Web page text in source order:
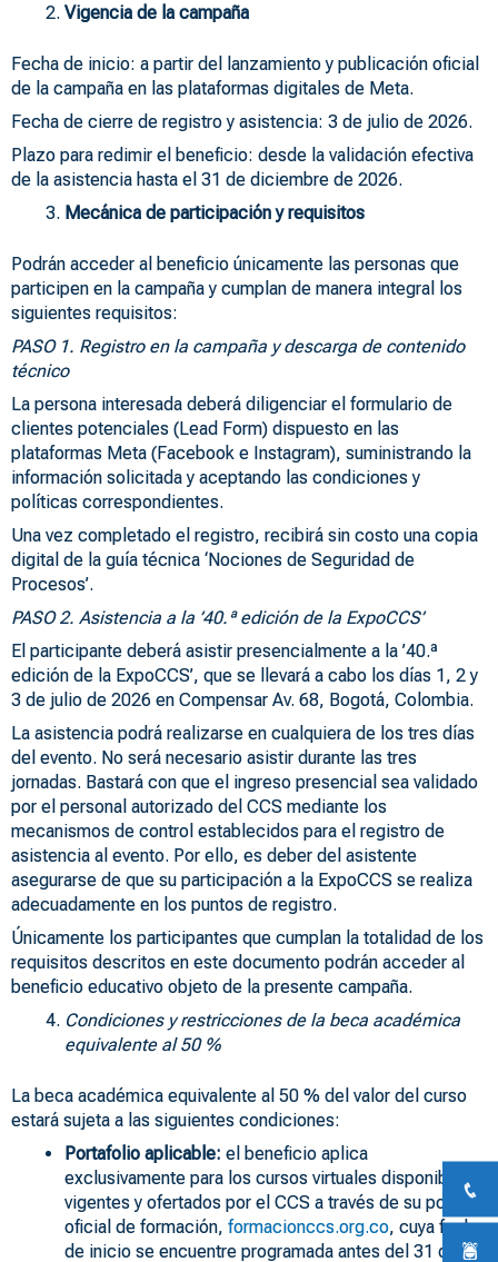
Vigencia de la campaña
Fecha de inicio: a partir del lanzamiento y publicación oficial
de la campaña en las plataformas digitales de Meta.
Fecha de cierre de registro y asistencia: 3 de julio de 2026.
Plazo para redimir el beneficio: desde la validación efectiva
de la asistencia hasta el 31 de diciembre de 2026.
Mecánica de participación y requisitos
Podrán acceder al beneficio únicamente las personas que
participen en la campaña y cumplan de manera integral los
siguientes requisitos:
PASO 1. Registro en la campaña y descarga de contenido
técnico
La persona interesada deberá diligenciar el formulario de
clientes potenciales (Lead Form) dispuesto en las
plataformas Meta (Facebook e Instagram), suministrando la
información solicitada y aceptando las condiciones y
políticas correspondientes.
Una vez completado el registro, recibirá sin costo una copia
digital de la guía técnica ‘Nociones de Seguridad de
Procesos’.
PASO 2. Asistencia a la ’40.ª edición de la ExpoCCS’
El participante deberá asistir presencialmente a la ’40.ª
edición de la ExpoCCS’, que se llevará a cabo los días 1, 2 y
3 de julio de 2026 en Compensar Av. 68, Bogotá, Colombia.
La asistencia podrá realizarse en cualquiera de los tres días
del evento. No será necesario asistir durante las tres
jornadas. Bastará con que el ingreso presencial sea validado
por el personal autorizado del CCS mediante los
mecanismos de control establecidos para el registro de
asistencia al evento. Por ello, es deber del asistente
asegurarse de que su participación a la ExpoCCS se realiza
adecuadamente en los puntos de registro.
Únicamente los participantes que cumplan la totalidad de los
requisitos descritos en este documento podrán acceder al
beneficio educativo objeto de la presente campaña.
Condiciones y restricciones de la beca académica
equivalente al 50 %
La beca académica equivalente al 50 % del valor del curso
estará sujeta a las siguientes condiciones:
Portafolio aplicable: el beneficio aplica
exclusivamente para los cursos virtuales disponibles,
vigentes y ofertados por el CCS a través de su portal
oficial de formación, formacionccs.org.co, cuya fecha
de inicio se encuentre programada antes del 31 de